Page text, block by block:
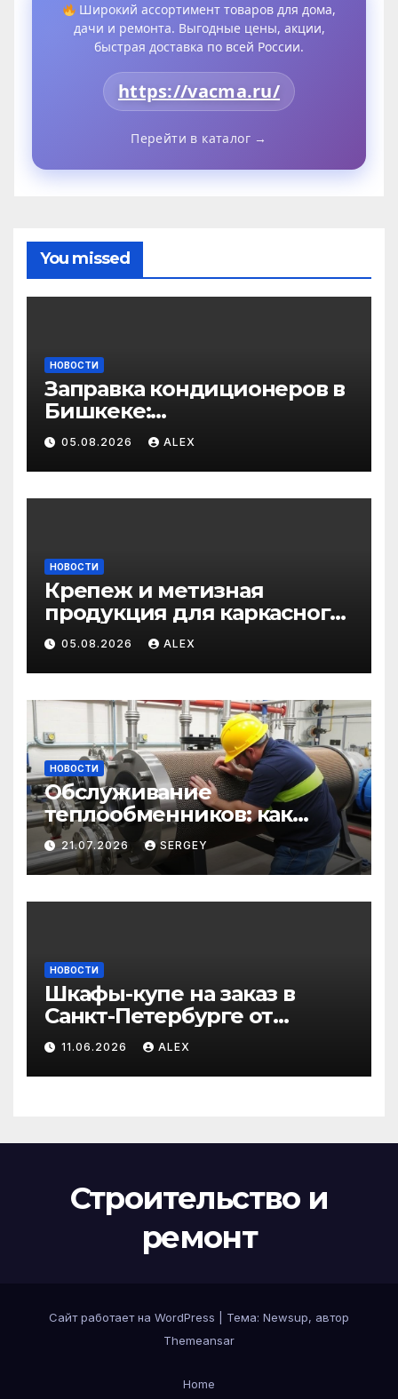
Широкий ассортимент товаров для дома,
дачи и ремонта. Выгодные цены, акции,
быстрая доставка по всей России.
https://vacma.ru/
Перейти в каталог →
You missed
НОВОСТИ
Заправка кондиционеров в
Бишкеке:
профессиональные услуги
для дома и авто
05.08.2026 ALEX
НОВОСТИ
Крепеж и метизная
продукция для каркасного
и загородного
строительства: от
саморезов до анкеров
05.08.2026 ALEX
НОВОСТИ
Обслуживание
теплообменников: как
сохранить эффективность
и избежать простоев
21.07.2026 SERGEY
НОВОСТИ
Шкафы-купе на заказ в
Санкт-Петербурге от
производителя по
доступным ценам
11.06.2026 ALEX
Строительство и
ремонт
Сайт работает на WordPress Тема: Newsup, автор
Themeansar
Home